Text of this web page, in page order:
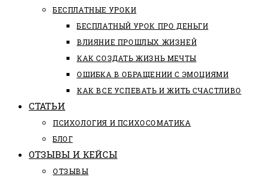
БЕСПЛАТНЫЕ УРОКИ
БЕСПЛАТНЫЙ УРОК ПРО ДЕНЬГИ
ВЛИЯНИЕ ПРОШЛЫХ ЖИЗНЕЙ
КАК СОЗДАТЬ ЖИЗНЬ МЕЧТЫ
ОШИБКА В ОБРАЩЕНИИ С ЭМОЦИЯМИ
КАК ВСЕ УСПЕВАТЬ И ЖИТЬ СЧАСТЛИВО
СТАТЬИ
ПCИХОЛОГИЯ И ПСИХОСОМАТИКА
БЛОГ
ОТЗЫВЫ И КЕЙСЫ
ОТЗЫВЫ